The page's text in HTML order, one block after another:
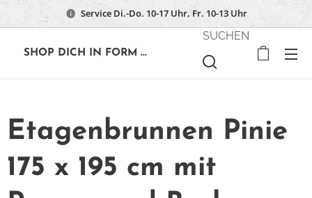
Service Di.-Do. 10-17 Uhr, Fr. 10-13 Uhr
SHOP DICH IN FORM ...
SUCHEN
Etagenbrunnen Pinie
175 x 195 cm mit